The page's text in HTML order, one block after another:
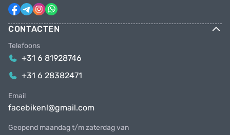
CONTACTEN
Telefoons
+31 6 81928746
+31 6 28382471
Email
facebikenl@gmail.com
Geopend maandag t/m zaterdag van